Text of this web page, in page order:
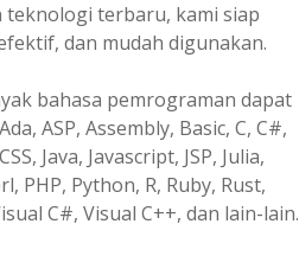
teknologi terbaru, kami siap
dan mudah digunakan.
bahasa pemrograman dapat
ASP, Assembly, Basic, C, C#,
Java, Javascript, JSP, Julia,
PHP, Python, R, Ruby, Rust,
C#, Visual C++, dan lain-lain.